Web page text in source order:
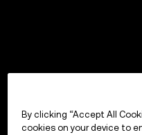
By clicking “Accept All
cookies on your device to